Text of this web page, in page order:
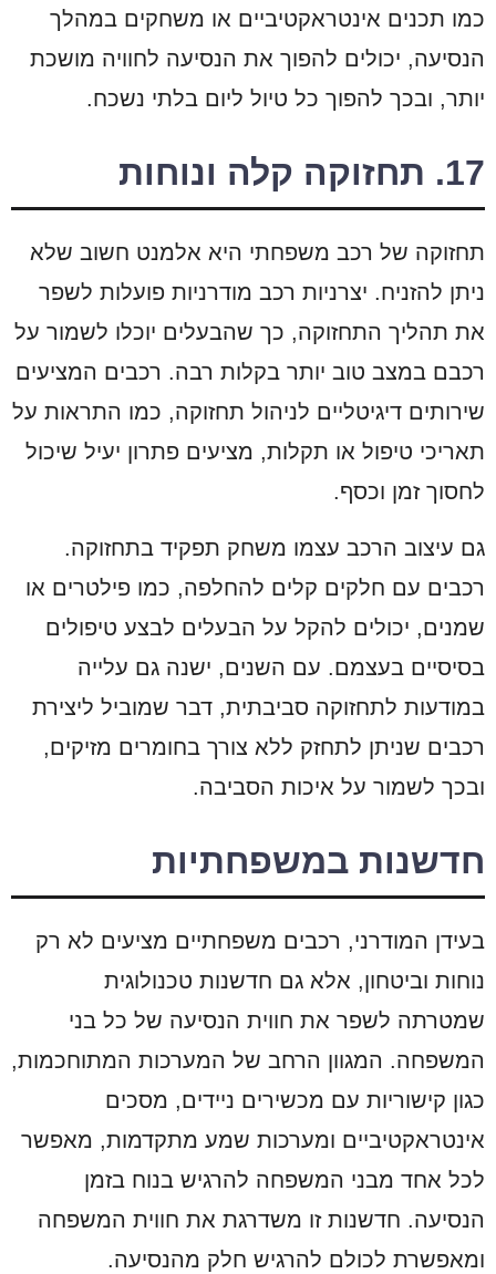
כמו תכנים אינטראקטיביים או משחקים במהלך
הנסיעה, יכולים להפוך את הנסיעה לחוויה מושכת
יותר, ובכך להפוך כל טיול ליום בלתי נשכח.
17. תחזוקה קלה ונוחות
תחזוקה של רכב משפחתי היא אלמנט חשוב שלא
ניתן להזניח. יצרניות רכב מודרניות פועלות לשפר
את תהליך התחזוקה, כך שהבעלים יוכלו לשמור על
רכבם במצב טוב יותר בקלות רבה. רכבים המציעים
שירותים דיגיטליים לניהול תחזוקה, כמו התראות על
תאריכי טיפול או תקלות, מציעים פתרון יעיל שיכול
לחסוך זמן וכסף.
גם עיצוב הרכב עצמו משחק תפקיד בתחזוקה.
רכבים עם חלקים קלים להחלפה, כמו פילטרים או
שמנים, יכולים להקל על הבעלים לבצע טיפולים
בסיסיים בעצמם. עם השנים, ישנה גם עלייה
במודעות לתחזוקה סביבתית, דבר שמוביל ליצירת
רכבים שניתן לתחזק ללא צורך בחומרים מזיקים,
ובכך לשמור על איכות הסביבה.
חדשנות במשפחתיות
בעידן המודרני, רכבים משפחתיים מציעים לא רק
נוחות וביטחון, אלא גם חדשנות טכנולוגית
שמטרתה לשפר את חווית הנסיעה של כל בני
המשפחה. המגוון הרחב של המערכות המתוחכמות,
כגון קישוריות עם מכשירים ניידים, מסכים
אינטראקטיביים ומערכות שמע מתקדמות, מאפשר
לכל אחד מבני המשפחה להרגיש בנוח בזמן
הנסיעה. חדשנות זו משדרגת את חווית המשפחה
ומאפשרת לכולם להרגיש חלק מהנסיעה.